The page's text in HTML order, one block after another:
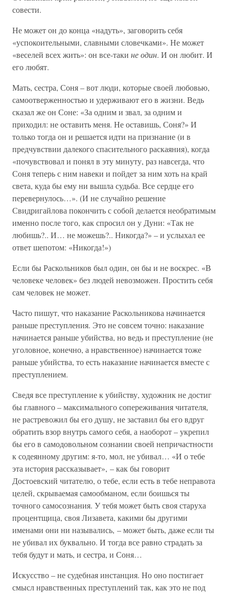
совести.
Не может он до конца «надуть», заговорить себя
«успокоительными, славными словечками». Не может
«веселей всех жить»: он все-таки не один. И он любит. И
его любят.
Мать, сестра, Соня – вот люди, которые своей любовью,
самоотверженностью и удерживают его в жизни. Ведь
сказал же он Соне: «За одним и звал, за одним и
приходил: не оставить меня. Не оставишь, Соня?» И
только тогда он и решается идти на признание (и в
предчувствии далекого спасительного раскаяния), когда
«почувствовал и понял в эту минуту, раз навсегда, что
Соня теперь с ним навеки и пойдет за ним хоть на край
света, куда бы ему ни вышла судьба. Все сердце его
перевернулось…». (И не случайно решение
Свидригайлова покончить с собой делается необратимым
именно после того, как спросил он у Дуни: «Так не
любишь?.. И… не можешь?.. Никогда?» – и услыхал ее
ответ шепотом: «Никогда!»)
Если бы Раскольников был один, он бы и не воскрес. «В
человеке человек» без людей невозможен. Простить себя
сам человек не может.
Часто пишут, что наказание Раскольникова начинается
раньше преступления. Это не совсем точно: наказание
начинается раньше убийства, но ведь и преступление (не
уголовное, конечно, а нравственное) начинается тоже
раньше убийства, то есть наказание начинается вместе с
преступлением.
Сведя все преступление к убийству, художник не достиг
бы главного – максимального сопереживания читателя,
не растревожил бы его душу, не заставил бы его вдруг
обратить взор внутрь самого себя, а наоборот – укрепил
бы его в самодовольном сознании своей непричастности
к содеянному другим: я-то, мол, не убивал… «И о тебе
эта история рассказывает», – как бы говорит
Достоевский читателю, о тебе, если есть в тебе неправота
целей, скрываемая самообманом, если боишься ты
точного самосознания. У тебя может быть своя старуха
процентщица, своя Лизавета, какими бы другими
именами они ни назывались, – может быть, даже если ты
не убивал их буквально. И тогда все равно страдать за
тебя будут и мать, и сестра, и Соня…
Искусство – не судебная инстанция. Но оно постигает
смысл нравственных преступлений так, как это не под